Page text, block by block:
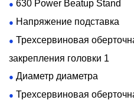
следует обратить внимание
стабильность внутреннего
внешнего проводника,
относительного
Стабильность фазы
производительности
● 630 Power Beatup Stand
● Напряжение подставка
● Трехсервиновая
закрепления головки 1
● Диаметр диаметра
● Трехсервиновая